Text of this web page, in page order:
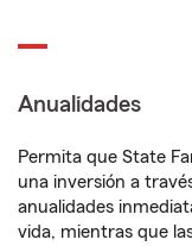
Anualidades
Permita que State
una inversión a
anualidades
vida, mientras que